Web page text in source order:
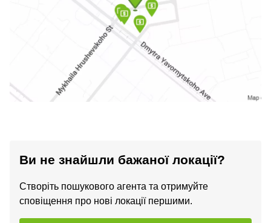
Ви не знайшли бажаної локації?
Створіть пошукового агента та отримуйте
сповіщення про нові локації першими.